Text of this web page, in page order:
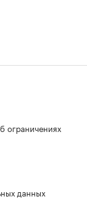
ограничениях
данных